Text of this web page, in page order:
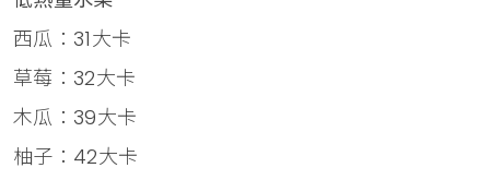
西瓜：31大卡
草莓：32大卡
木瓜：39大卡
柚子：42大卡